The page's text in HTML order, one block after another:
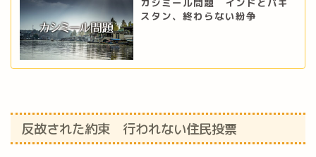
カシミール問題 インドとパキ
スタン、終わらない紛争
反故された約束 行われない住民投票